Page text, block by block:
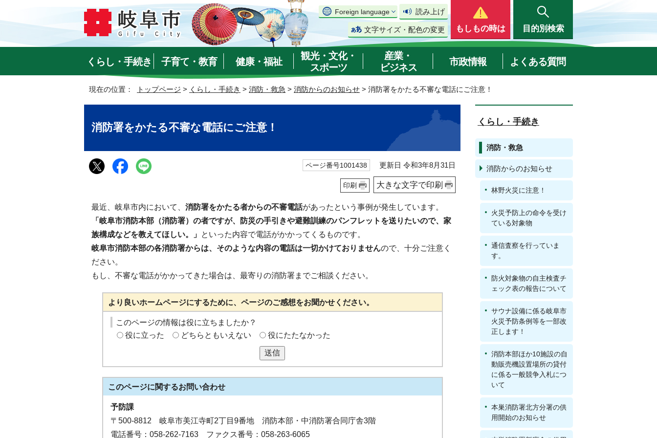
Foreign language 読み上げ
文字サイズ・配色の変更 もしもの時は 目的別検索
くらし・手続き 子育て・教育 健康・福祉
観光・文化・
スポーツ
産業・
ビジネス
市政情報 よくある質問
現在の位置： トップページ > くらし・手続き > 消防・救急 > 消防からのお知らせ > 消防署をかたる不審な電話にご注意！
消防署をかたる不審な電話にご注意！
ページ番号1001438 更新日 令和3年8月31日
印刷 大きな文字で印刷
最近、岐阜市内において、 消防署をかたる者からの不審電話があったという事例が発生しています。
「岐阜市消防本部（消防署）の者ですが、防災の手引きや避難訓練のパンフレットを送りたいので、家
族構成などを教えてほしい。」 といった内容で電話がかかってくるものです。
岐阜市消防本部の各消防署からは、そのような内容の電話は一切かけておりませんので、十分ご注意く
ださい。
もし、不審な電話がかかってきた場合は、最寄りの消防署までご相談ください。
より良いホームページにするために、ページのご感想をお聞かせください。
このページの情報は役に立ちましたか？
役に立った
どちらともいえない 役にたたなかった
送信
このページに関するお問い合わせ
予防課
〒500-8812 岐阜市美江寺町2丁目9番地 消防本部・中消防署合同庁舎3階
電話番号：058-262-7163 ファクス番号：058-263-6065
くらし・手続き
消防・救急
消防からのお知らせ
林野火災に注意！
火災予防上の命令を受け
ている対象物
通信査察を行っていま
す。
防火対象物の自主検査チ
ェック表の報告について
サウナ設備に係る岐阜市
火災予防条例等を一部改
正します！
消防本部ほか10施設の自
動販売機設置場所の貸付
に係る一般競争入札につ
いて
本巣消防署北方分署の供
用開始のお知らせ